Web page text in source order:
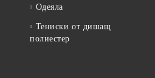
Одеяла
Тениски от дишащ
полиестер